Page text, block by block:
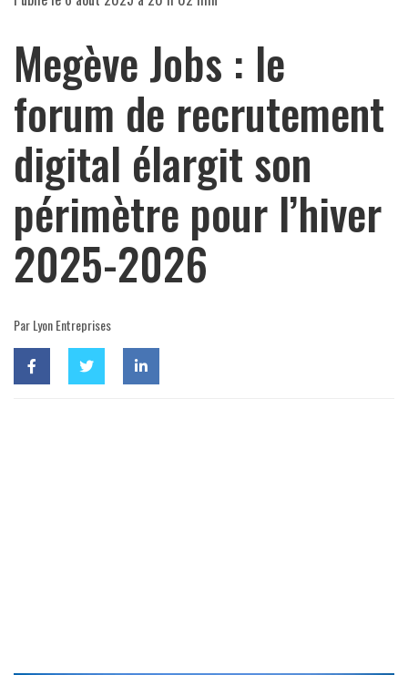
Megève Jobs : le
forum de recrutement
digital élargit son
périmètre pour l’hiver
2025-2026
Par Lyon Entreprises